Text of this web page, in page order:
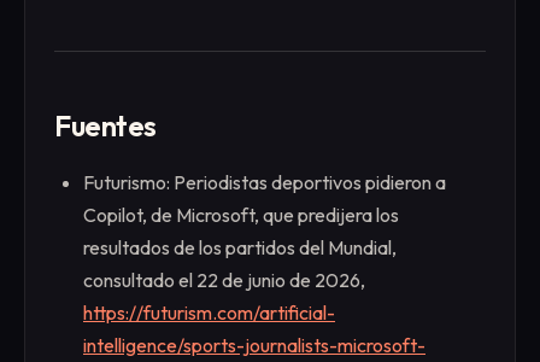
Fuentes
Futurismo: Periodistas deportivos pidieron a
Copilot, de Microsoft, que predijera los
resultados de los partidos del Mundial,
consultado el 22 de junio de 2026,
https://futurism.com/artificial-
intelligence/sports-journalists-microsoft-